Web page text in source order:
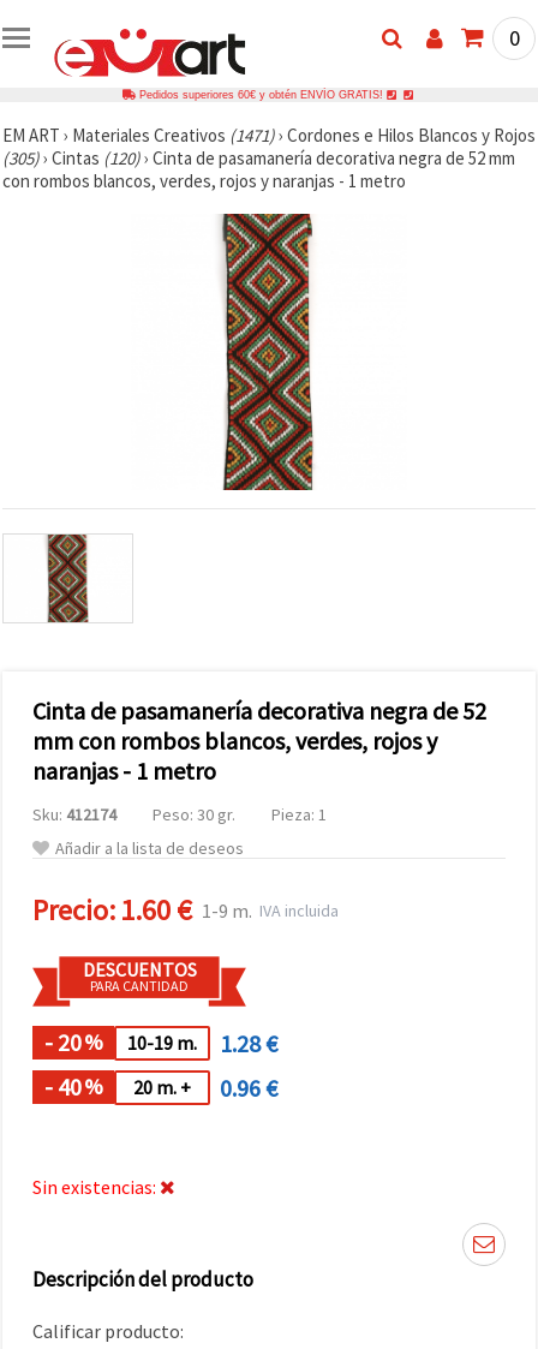
0
Pedidos superiores 60€ y obtén ENVÍO GRATIS!
EM ART › Materiales Creativos (1471)› Cordones e Hilos Blancos y Rojos
(305)› Cintas (120)› Cinta de pasamanería decorativa negra de 52 mm
con rombos blancos, verdes, rojos y naranjas - 1 metro
Cinta de pasamanería decorativa negra de 52
mm con rombos blancos, verdes, rojos y
naranjas - 1 metro
Sku: 412174 Peso: 30 gr.
Pieza: 1
Añadir a la lista de deseos
Precio:1.60 € 1-9 m. IVA incluida
DESCUENTOS
PARA CANTIDAD
- 20% 10-19 m.
1.28 €
- 40% 20 m. + 0.96 €
Sin existencias:
Descripción del producto
Calificar producto: